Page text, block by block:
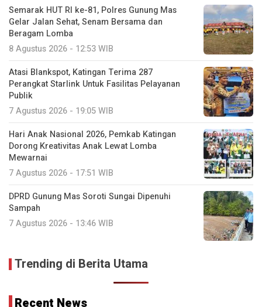
Semarak HUT RI ke-81, Polres Gunung Mas
Gelar Jalan Sehat, Senam Bersama dan
Beragam Lomba
8 Agustus 2026 - 12:53 WIB
Atasi Blankspot, Katingan Terima 287
Perangkat Starlink Untuk Fasilitas Pelayanan
Publik
7 Agustus 2026 - 19:05 WIB
Hari Anak Nasional 2026, Pemkab Katingan
Dorong Kreativitas Anak Lewat Lomba
Mewarnai
7 Agustus 2026 - 17:51 WIB
DPRD Gunung Mas Soroti Sungai Dipenuhi
Sampah
7 Agustus 2026 - 13:46 WIB
Trending di Berita Utama
Recent News